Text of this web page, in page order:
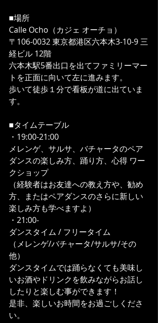
■場所
Calle Ocho（カジェ オーチョ）
〒106-0032 東京都港区六本木3-10-9 三
経ビル 12階
六本木駅5番出口を出てファミリーマー
トを正面に向いて左に進みます。
歩いて徒歩１分で看板が道に出ていま
す。
■タイムテーブル
・19:00-21:00
メレンゲ、サルサ、バチャータのペア
ダンスの楽しみ方、踊り方、心得 ワー
クショップ
（経験者はお友達への教え方や、勧め
方、またはペアダンスのさらに新しい
楽しみ方も学べますよ）
・21:00-
ダンスタイム / フリータイム
（メレンゲ/バチャータ/サルサ/その
他）
ダンスタイムでは踊らなくても美味し
いお酒やドリンクを飲みながらお話し
したりと楽しむ事ができます！
是非、楽しいお時間をお過ごしくださ
い。